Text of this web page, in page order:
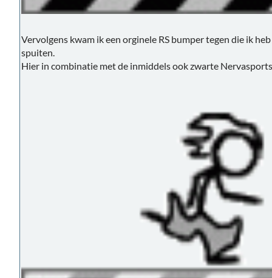
Vervolgens kwam ik een orginele RS bumper tegen die ik
spuiten.
Hier in combinatie met de inmiddels ook zwarte